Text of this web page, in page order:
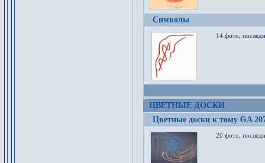
Символы
14 фото,
ЦВЕТНЫЕ ДОСКИ
Цветные доски к тому GA
20 фото,